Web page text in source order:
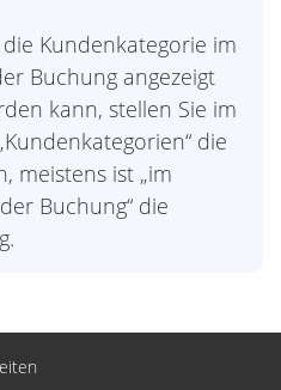
Kundenkategorie im
Buchung angezeigt
kann, stellen Sie im
die
meistens ist „im
Buchung“ die